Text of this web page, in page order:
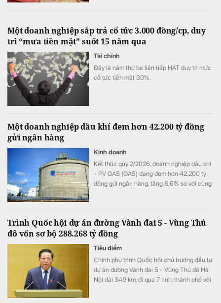
Một doanh nghiệp sắp trả cổ tức 3.000 đồng/cp, duy
trì “mưa tiền mặt” suốt 15 năm qua
Tài chính
Đây là năm thứ ba liên tiếp HAT duy trì mức
cổ tức tiền mặt 30%.
Một doanh nghiệp dầu khí đem hơn 42.200 tỷ đồng
gửi ngân hàng
Kinh doanh
Kết thúc quý 2/2026, doanh nghiệp dầu khí
- PV GAS (GAS) đang đem hơn 42.200 tỷ
đồng gửi ngân hàng, tăng 8,6% so với cùng
Trình Quốc hội dự án đường Vành đai 5 - Vùng Thủ
đô vốn sơ bộ 288.268 tỷ đồng
Tiêu điểm
Chính phủ trình Quốc hội chủ trương đầu tư
dự án đường Vành đai 5 - Vùng Thủ đô Hà
Nội dài 349 km, đi qua 7 tỉnh, thành phố với